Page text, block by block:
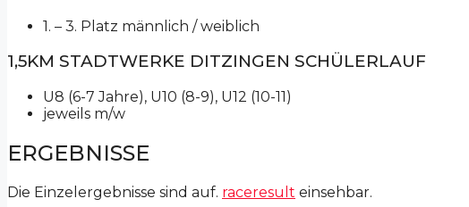
1. – 3. Platz männlich / weiblich
1,5KM STADTWERKE DITZINGEN SCHÜLERLAUF
U8 (6-7 Jahre), U10 (8-9), U12 (10-11)
jeweils m/w
ERGEBNISSE
Die Einzelergebnisse sind auf. raceresult einsehbar.